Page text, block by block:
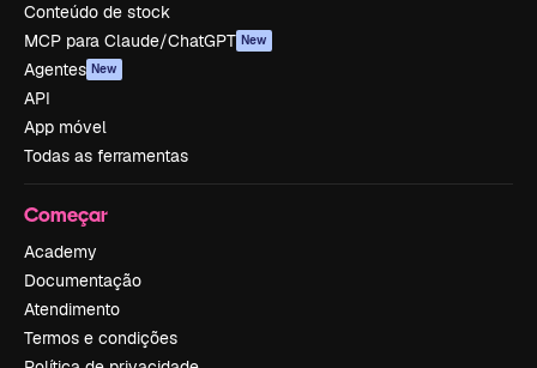
Conteúdo de stock
MCP para Claude/ChatGPT New
Agentes New
API
App móvel
Todas as ferramentas
Começar
Academy
Documentação
Atendimento
Termos e condições